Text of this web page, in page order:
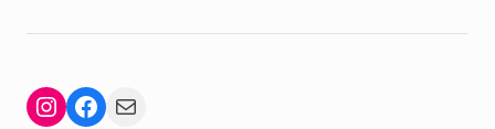
Instagram
Facebook
Mail